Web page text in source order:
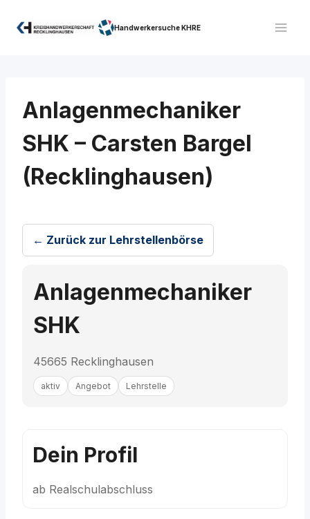
Inhalt
Handwerkersuche KHRE
Anlagenmechaniker
SHK – Carsten Bargel
(Recklinghausen)
← Zurück zur Lehrstellenbörse
Anlagenmechaniker
SHK
45665 Recklinghausen
aktiv Angebot Lehrstelle
Dein Profil
ab Realschulabschluss